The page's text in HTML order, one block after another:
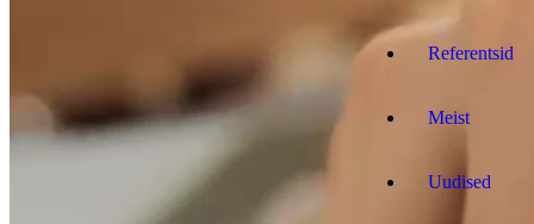
Referentsid
Meist
Uudised